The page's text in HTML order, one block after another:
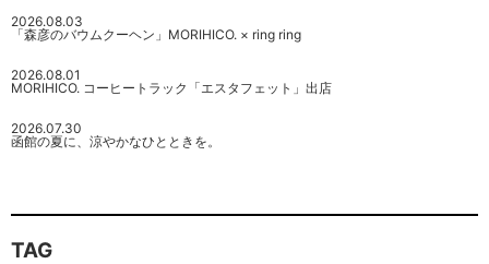
2026.08.03
「森彦のバウムクーヘン」MORIHICO. × ring ring
2026.08.01
MORIHICO. コーヒートラック「エスタフェット」出店
2026.07.30
函館の夏に、涼やかなひとときを。
TAG